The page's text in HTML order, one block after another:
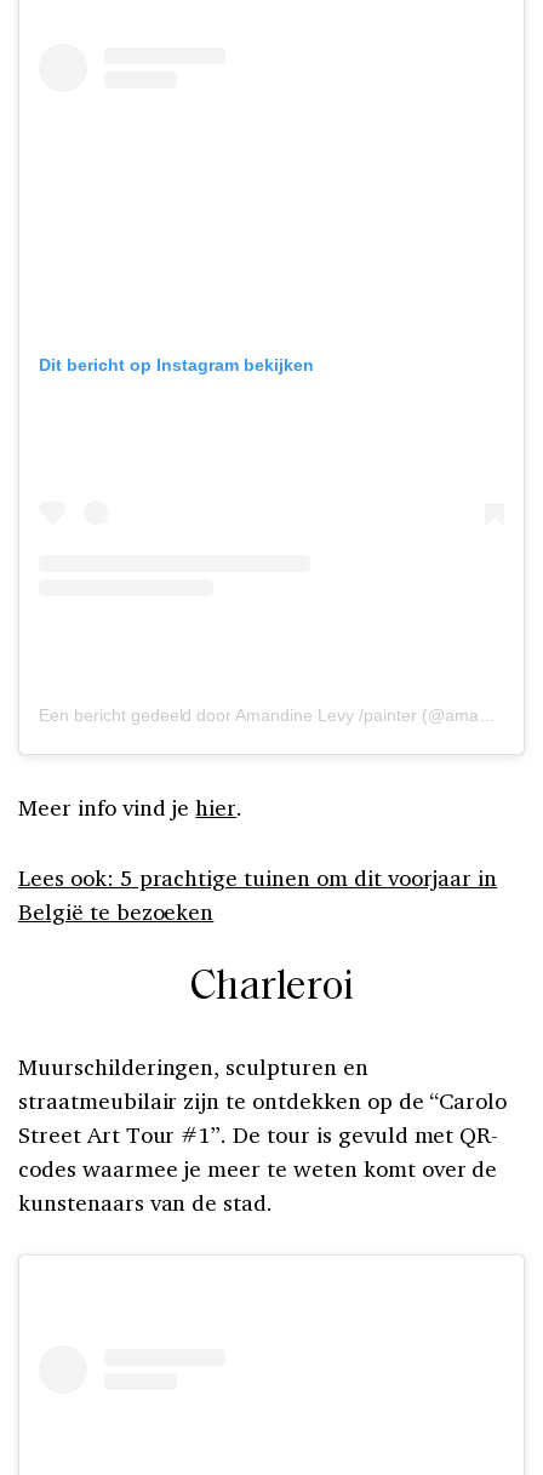
Dit bericht op Instagram bekijken
Meer info vind jehier.
Lees ook: 5 prachtige tuinen om dit voorjaar in
België te bezoeken
Charleroi
Muurschilderingen, sculpturen en
straatmeubilair zijn te ontdekken op de “Carolo
Street Art Tour #1”. De tour is gevuld met QR-
codes waarmee je meer te weten komt over de
kunstenaars van de stad.